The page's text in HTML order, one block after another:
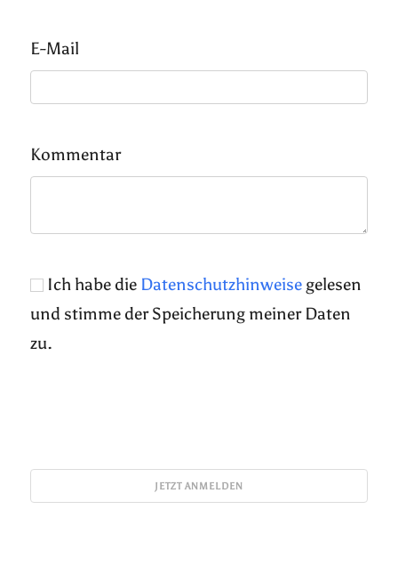
E-Mail
Kommentar
Ich habe die Datenschutzhinweise gelesen
und stimme der Speicherung meiner Daten
zu.